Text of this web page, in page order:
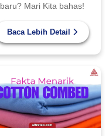
baru? Mari Kita bahas!
Baca Lebih Detail